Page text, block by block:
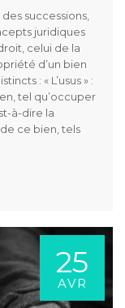
successions,
juridiques
celui de la
d’un bien
: « L’usus » :
tel qu’occuper
à-dire la
ce bien, tels
25
AVR